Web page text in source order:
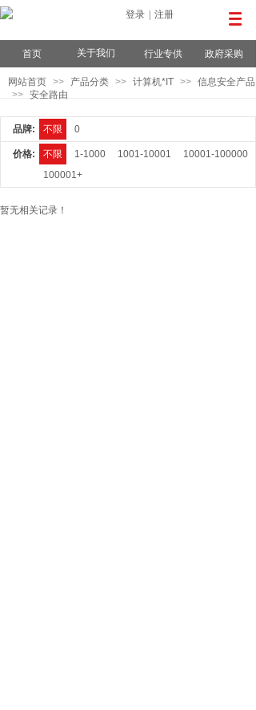
登录 注册
首页 关于我们 行业专供 政府采购
网站首页 >> 产品分类 >> 计算机*IT >> 信息安全产品
>> 安全路由
品牌: 不限 0
价格: 不限 1-1000 1001-10001
10001-100000
100001+
暂无相关记录！